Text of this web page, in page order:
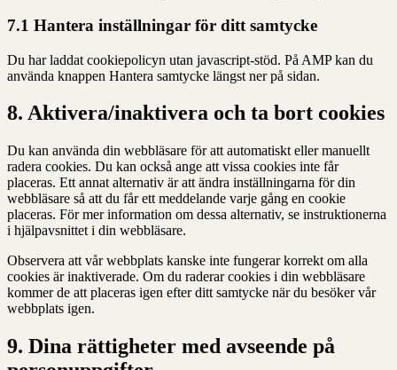
7.1 Hantera inställningar för ditt samtycke
Du har laddat cookiepolicyn utan javascript-stöd. På AMP kan du
använda knappen Hantera samtycke längst ner på sidan.
8. Aktivera/inaktivera och ta bort cookies
Du kan använda din webbläsare för att automatiskt eller manuellt
radera cookies. Du kan också ange att vissa cookies inte får
placeras. Ett annat alternativ är att ändra inställningarna för din
webbläsare så att du får ett meddelande varje gång en cookie
placeras. För mer information om dessa alternativ, se instruktionerna
i hjälpavsnittet i din webbläsare.
Observera att vår webbplats kanske inte fungerar korrekt om alla
cookies är inaktiverade. Om du raderar cookies i din webbläsare
kommer de att placeras igen efter ditt samtycke när du besöker vår
webbplats igen.
9. Dina rättigheter med avseende på